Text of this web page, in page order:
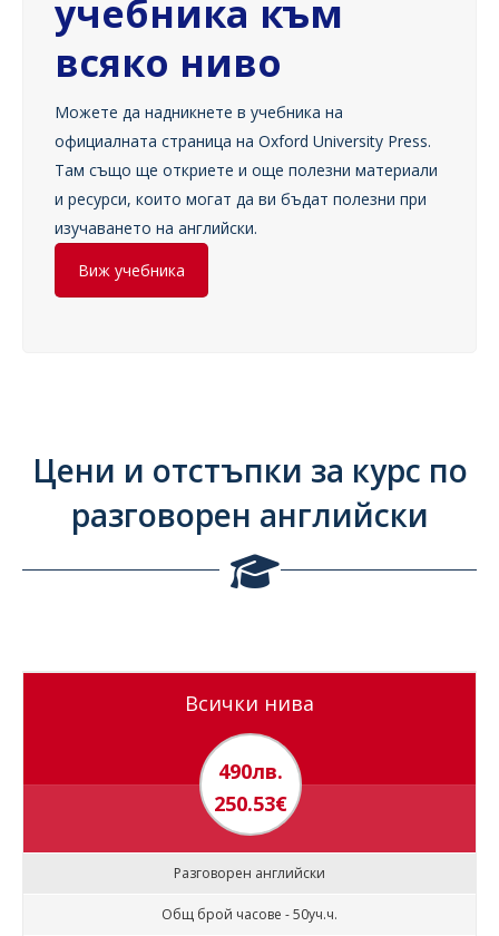
учебника към
всяко ниво
Можете да надникнете в учебника на
официалната страница на Oxford University Press.
Там също ще откриете и още полезни материали
и ресурси, които могат да ви бъдат полезни при
изучаването на английски.
Виж учебника
Цени и отстъпки за курс по
разговорен английски
Всички нива
490лв.
250.53€
Разговорен английски
Общ брой часове - 50уч.ч.